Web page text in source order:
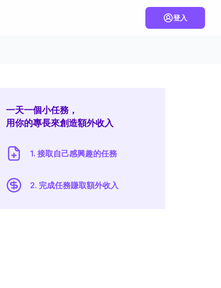
登入
一天一個小任務，
用你的專長來創造額外收入
1. 接取自己感興趣的任務
2. 完成任務賺取額外收入